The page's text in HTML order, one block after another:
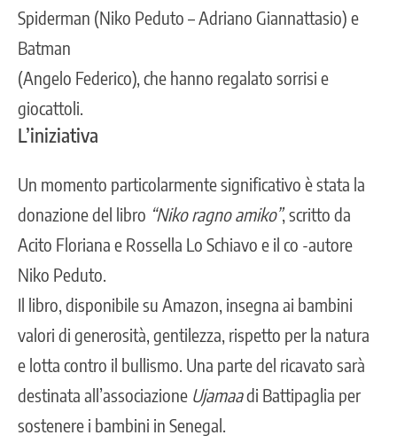
Spiderman (Niko Peduto – Adriano Giannattasio) e
Batman
(Angelo Federico), che hanno regalato sorrisi e
giocattoli.
L’iniziativa
Un momento particolarmente significativo è stata la
donazione del libro “Niko ragno amiko”, scritto da
Acito Floriana e Rossella Lo Schiavo e il co -autore
Niko Peduto.
Il libro, disponibile su Amazon, insegna ai bambini
valori di generosità, gentilezza, rispetto per la natura
e lotta contro il bullismo. Una parte del ricavato sarà
destinata all’associazione Ujamaadi Battipaglia per
sostenere i bambini in Senegal.